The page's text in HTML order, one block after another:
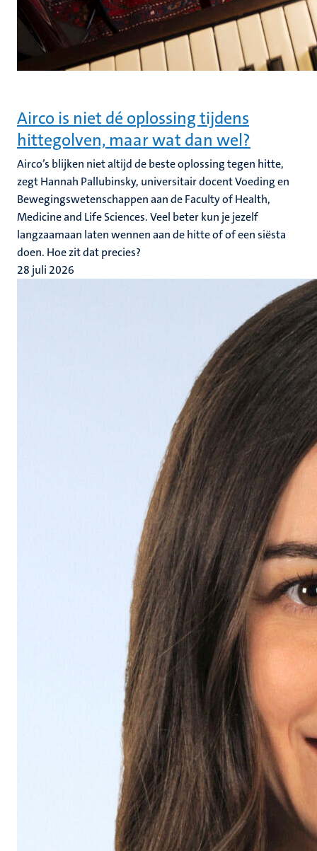
Airco is niet dé oplossing tijdens
hittegolven, maar wat dan wel?
Airco’s blijken niet altijd de beste oplossing tegen hitte,
zegt Hannah Pallubinsky, universitair docent Voeding en
Bewegingswetenschappen aan de Faculty of Health,
Medicine and Life Sciences. Veel beter kun je jezelf
langzaamaan laten wennen aan de hitte of of een siësta
doen. Hoe zit dat precies?
28 juli 2026